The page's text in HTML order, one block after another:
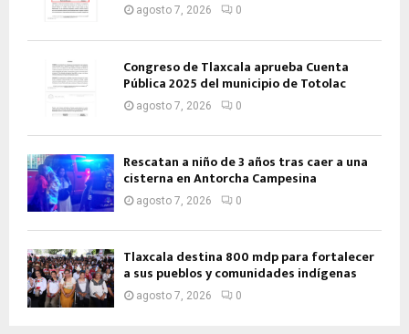
agosto 7, 2026 0
Congreso de Tlaxcala aprueba Cuenta
Pública 2025 del municipio de Totolac
agosto 7, 2026 0
Rescatan a niño de 3 años tras caer a una
cisterna en Antorcha Campesina
agosto 7, 2026 0
Tlaxcala destina 800 mdp para fortalecer
a sus pueblos y comunidades indígenas
agosto 7, 2026 0